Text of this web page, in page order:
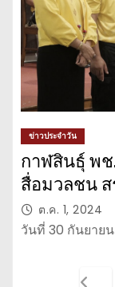
ข่าวประจำวัน
กาฬสินธุ์ พช
สื่อมวลชน
ต.ค. 1, 2024
วันที่ 30 กันยาย